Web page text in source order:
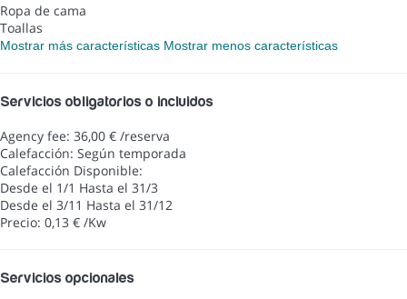
Ropa de cama
Toallas
Mostrar más características Mostrar menos características
Servicios obligatorios o incluidos
Agency fee: 36,00 € /reserva
Calefacción: Según temporada
Calefacción Disponible:
Desde el 1/1 Hasta el 31/3
Desde el 3/11 Hasta el 31/12
Precio: 0,13 € /Kw
Servicios opcionales